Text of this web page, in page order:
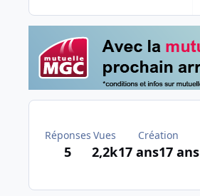
Réponses
5
Vues
2,2k
Création
17 ans17 ans